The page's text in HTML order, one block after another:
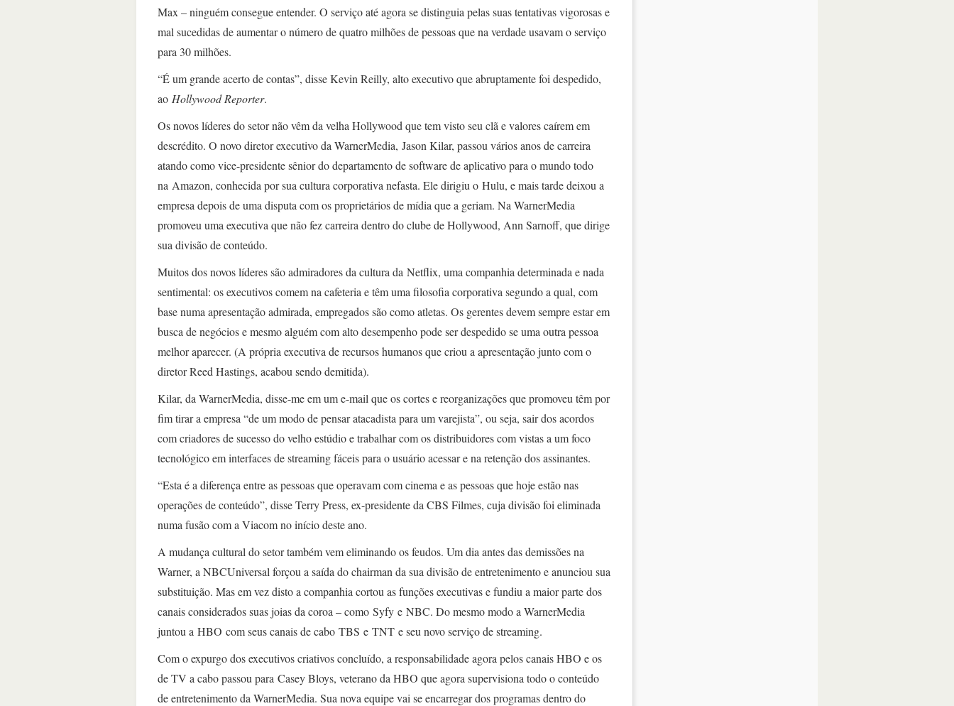
Max – ninguém consegue entender. O serviço até agora se distinguia pelas suas tentativas vigorosas e
mal sucedidas de aumentar o número de quatro milhões de pessoas que na verdade usavam o serviço
para 30 milhões.
“É um grande acerto de contas”, disse Kevin Reilly, alto executivo que abruptamente foi despedido,
ao Hollywood Reporter.
Os novos líderes do setor não vêm da velha Hollywood que tem visto seu clã e valores caírem em
descrédito. O novo diretor executivo da WarnerMedia, Jason Kilar, passou vários anos de carreira
atando como vice-presidente sênior do departamento de software de aplicativo para o mundo todo
na Amazon, conhecida por sua cultura corporativa nefasta. Ele dirigiu o Hulu, e mais tarde deixou a
empresa depois de uma disputa com os proprietários de mídia que a geriam. Na WarnerMedia
promoveu uma executiva que não fez carreira dentro do clube de Hollywood, Ann Sarnoff, que dirige
sua divisão de conteúdo.
Muitos dos novos líderes são admiradores da cultura da Netflix, uma companhia determinada e nada
sentimental: os executivos comem na cafeteria e têm uma filosofia corporativa segundo a qual, com
base numa apresentação admirada, empregados são como atletas. Os gerentes devem sempre estar em
busca de negócios e mesmo alguém com alto desempenho pode ser despedido se uma outra pessoa
melhor aparecer. (A própria executiva de recursos humanos que criou a apresentação junto com o
diretor Reed Hastings, acabou sendo demitida).
Kilar, da WarnerMedia, disse-me em um e-mail que os cortes e reorganizações que promoveu têm por
fim tirar a empresa “de um modo de pensar atacadista para um varejista”, ou seja, sair dos acordos
com criadores de sucesso do velho estúdio e trabalhar com os distribuidores com vistas a um foco
tecnológico em interfaces de streaming fáceis para o usuário acessar e na retenção dos assinantes.
“Esta é a diferença entre as pessoas que operavam com cinema e as pessoas que hoje estão nas
operações de conteúdo”, disse Terry Press, ex-presidente da CBS Filmes, cuja divisão foi eliminada
numa fusão com a Viacom no início deste ano.
A mudança cultural do setor também vem eliminando os feudos. Um dia antes das demissões na
Warner, a NBCUniversal forçou a saída do chairman da sua divisão de entretenimento e anunciou sua
substituição. Mas em vez disto a companhia cortou as funções executivas e fundiu a maior parte dos
canais considerados suas joias da coroa – como Syfy e NBC. Do mesmo modo a WarnerMedia
juntou a HBO com seus canais de cabo TBS e TNT e seu novo serviço de streaming.
Com o expurgo dos executivos criativos concluído, a responsabilidade agora pelos canais HBO e os
de TV a cabo passou para Casey Bloys, veterano da HBO que agora supervisiona todo o conteúdo
de entretenimento da WarnerMedia. Sua nova equipe vai se encarregar dos programas dentro do